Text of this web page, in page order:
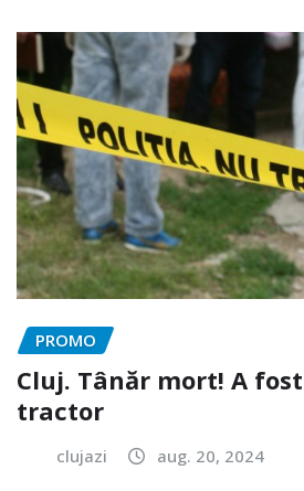
PROMO
Cluj. Tânăr mort! A
tractor
clujazi aug. 20, 2024